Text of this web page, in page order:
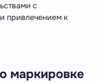
с
привлечением к
маркировке